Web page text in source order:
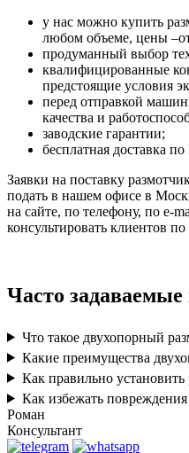
у нас можно купить
любом объеме, цены
продуманный выбор
квалифицированные
предстоящие условия
перед отправкой
качества и
заводские гарантии;
бесплатная доставка
Заявки на поставку
подать в нашем офисе в
на сайте, по телефону, по
консультировать клиентов
Часто
Что такое двухопорный
Какие преимущества
Как правильно установить
Как избежать
Роман
Консультант